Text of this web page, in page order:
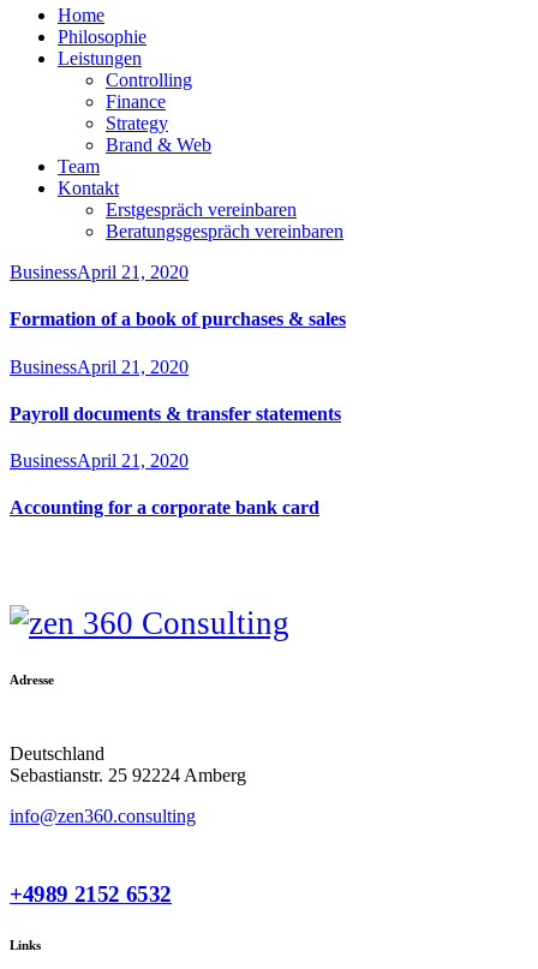
Home
Philosophie
Leistungen
Controlling
Finance
Strategy
Brand & Web
Team
Kontakt
Erstgespräch vereinbaren
Beratungsgespräch vereinbaren
BusinessApril 21, 2020
Formation of a book of purchases & sales
BusinessApril 21, 2020
Payroll documents & transfer statements
BusinessApril 21, 2020
Accounting for a corporate bank card
Adresse
Deutschland
Sebastianstr. 25 92224 Amberg
info@zen360.consulting
+4989 2152 6532
Links